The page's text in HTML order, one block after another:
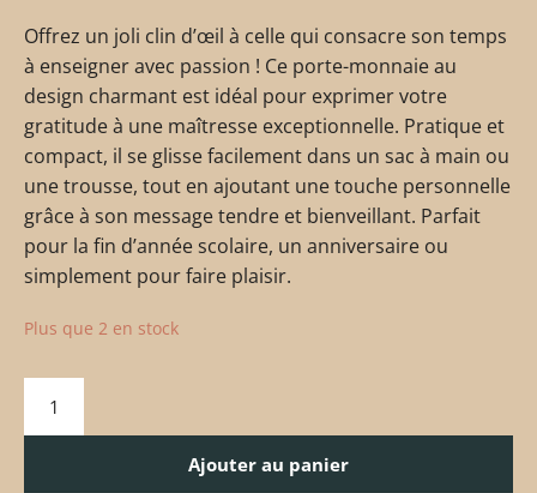
Offrez un joli clin d’œil à celle qui consacre son temps
à enseigner avec passion ! Ce porte-monnaie au
design charmant est idéal pour exprimer votre
gratitude à une maîtresse exceptionnelle. Pratique et
compact, il se glisse facilement dans un sac à main ou
une trousse, tout en ajoutant une touche personnelle
grâce à son message tendre et bienveillant. Parfait
pour la fin d’année scolaire, un anniversaire ou
simplement pour faire plaisir.
Plus que 2 en stock
Ajouter au panier